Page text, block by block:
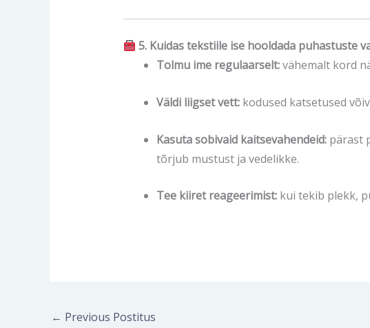
5. Kuidas tekstiile ise hooldada puhastuste
Tolmu ime regulaarselt:vähemalt kord
Väldi liigset vett:kodused katsetused
Kasuta sobivaid kaitsevahendeid:pärast
tõrjub mustust ja vedelikke.
Tee kiiret reageerimist:kui tekib plekk,
← Previous Postitus